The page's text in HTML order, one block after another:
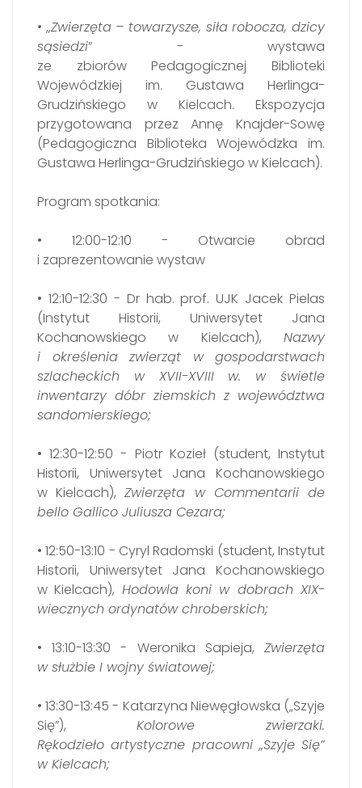
• „Zwierzęta – towarzysze, siła robocza, dzicy
sąsiedzi” - wystawa
ze zbiorów Pedagogicznej Biblioteki
Wojewódzkiej im. Gustawa Herlinga-
Grudzińskiego w Kielcach. Ekspozycja
przygotowana przez Annę Knajder-Sowę
(Pedagogiczna Biblioteka Wojewódzka im.
Gustawa Herlinga-Grudzińskiego w Kielcach).
Program spotkania:
• 12:00-12:10 - Otwarcie obrad
i zaprezentowanie wystaw
• 12:10-12:30 - Dr hab. prof. UJK Jacek Pielas
(Instytut Historii, Uniwersytet Jana
Kochanowskiego w Kielcach), Nazwy
i określenia zwierząt w gospodarstwach
szlacheckich w XVII-XVIII w. w świetle
inwentarzy dóbr ziemskich z województwa
sandomierskiego;
• 12:30-12:50 - Piotr Kozieł (student, Instytut
Historii, Uniwersytet Jana Kochanowskiego
w Kielcach),Zwierzęta w Commentarii de
bello Gallico Juliusza Cezara;
• 12:50-13:10 - Cyryl Radomski (student, Instytut
Historii, Uniwersytet Jana Kochanowskiego
w Kielcach), Hodowla koni w dobrach XIX-
wiecznych ordynatów chroberskich;
• 13:10-13:30 - Weronika Sapieja, Zwierzęta
w służbie I wojny światowej;
• 13:30-13:45 - Katarzyna Niewęgłowska („Szyje
Się”), Kolorowe zwierzaki.
Rękodzieło artystyczne pracowni „Szyje Się”
w Kielcach;